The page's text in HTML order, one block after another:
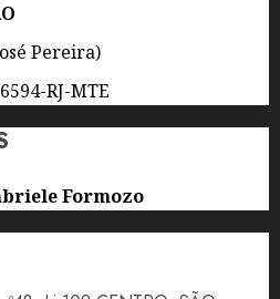
Pereira)
RJ-MTE
Formozo